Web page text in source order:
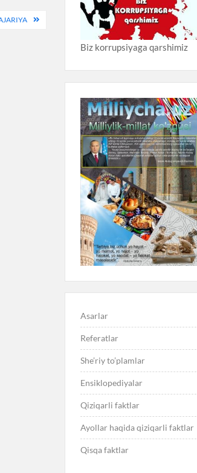
Biz korrupsiyaga qarshimiz
Asarlar
Referatlar
She’riy to’plamlar
Ensiklopediyalar
Qiziqarli faktlar
Ayollar haqida qiziqarli faktlar
Qisqa faktlar